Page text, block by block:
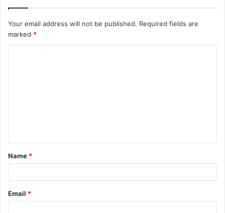
Your email address will not be published. Required fields are
marked *
Name *
Email *